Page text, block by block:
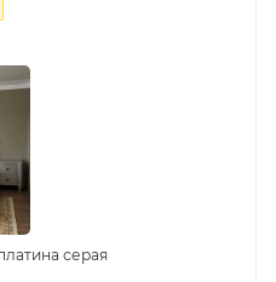
серая